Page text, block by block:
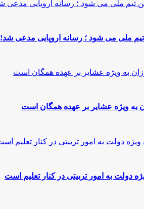
ملی می شود ؛ رسانه اروپایی مدعی شد!
به ویژه عشایر بر عهده همگان است